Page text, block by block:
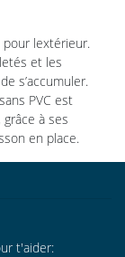
pour lextérieur.
et les
s’accumuler.
PVC est
à ses
en place.
t'aider: